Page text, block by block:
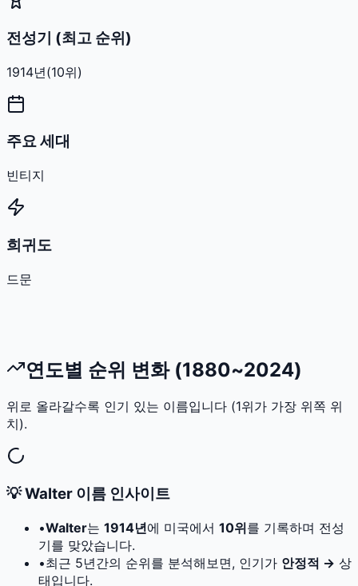
전성기 (최고 순위)
1914년(10위)
주요 세대
빈티지
희귀도
드문
연도별 순위 변화 (1880~2024)
위로 올라갈수록 인기 있는 이름입니다 (1위가 가장 위쪽 위
치).
💡Walter 이름 인사이트
•Walter는 1914년에 미국에서 10위를 기록하며 전성
기를 맞았습니다.
•최근 5년간의 순위를 분석해보면, 인기가 안정적 → 상
태입니다.